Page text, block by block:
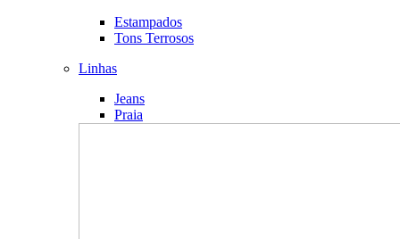
Estampados
Tons Terrosos
Linhas
Jeans
Praia